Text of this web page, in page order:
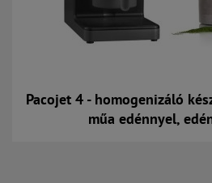
Pacojet 4 - homogenizáló
műa edénnyel,Kosárba